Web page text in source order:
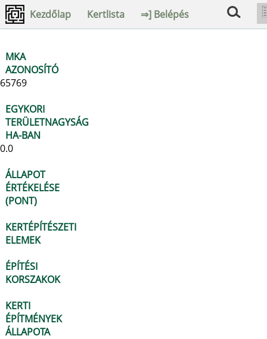
Kezdőlap Kertlista ⇒] Belépés
MKA
AZONOSÍTÓ
65769
EGYKORI
TERÜLETNAGYSÁG
HA-BAN
0.0
ÁLLAPOT
ÉRTÉKELÉSE
(PONT)
KERTÉPÍTÉSZETI
ELEMEK
ÉPÍTÉSI
KORSZAKOK
KERTI
ÉPÍTMÉNYEK
ÁLLAPOTA